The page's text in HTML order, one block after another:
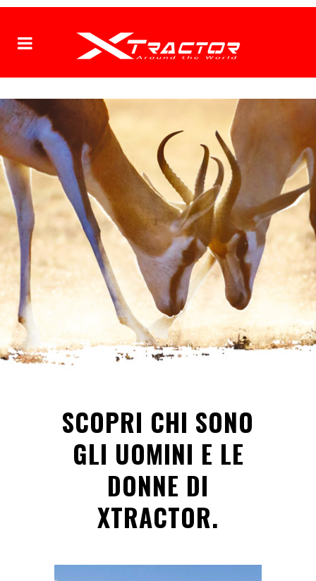
SCOPRI CHI SONO
GLI UOMINI E LE
DONNE DI
XTRACTOR.